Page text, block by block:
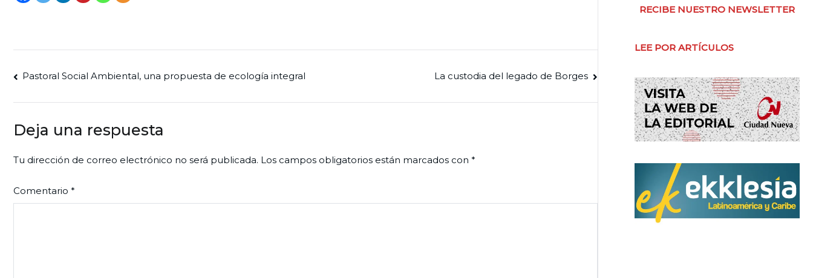
Navegación
de
entradas
Pastoral Social Ambiental, una propuesta de ecología integral La custodia del legado de Borges
Deja una respuesta
Tu dirección de correo electrónico no será publicada. Los campos obligatorios están marcados con *
Comentario *
RECIBE NUESTRO NEWSLETTER
LEE POR ARTÍCULOS